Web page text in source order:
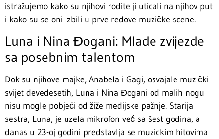
istražujemo kako su njihovi roditelji uticali na njihov put
i kako su se oni izbili u prve redove muzičke scene.
Luna i Nina Đogani: Mlade zvijezde
sa posebnim talentom
Dok su njihove majke, Anabela i Gagi, osvajale muzički
svijet devedesetih, Luna i Nina Đogani od malih nogu
nisu mogle pobjeći od žiže medijske pažnje. Starija
sestra, Luna, je uzela mikrofon već sa šest godina, a
danas u 23-oj godini predstavlja se muzickim hitovima